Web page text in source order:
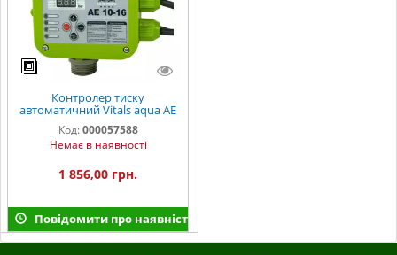
Контролер тиску
автоматичний Vitals aqua AE
10-16r
Код: 000057588
Немає в наявності
1 856,00 грн.
Повідомити про наявність